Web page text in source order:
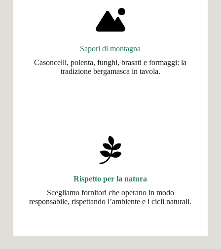
Sapori di montagna
Casoncelli, polenta, funghi, brasati e formaggi: la
tradizione bergamasca in tavola.
Rispetto per la natura
Scegliamo fornitori che operano in modo
responsabile, rispettando l’ambiente e i cicli naturali.